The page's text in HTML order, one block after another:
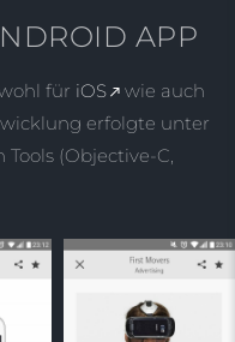
APP
für iOS
wie auch
erfolgte unter
(Objective-C,